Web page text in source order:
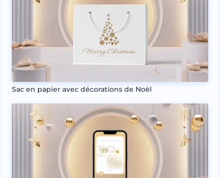
Sac en papier avec décorations de Noël